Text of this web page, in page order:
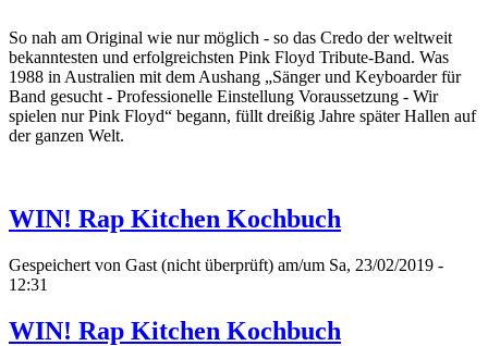
So nah am Original wie nur möglich - so das Credo der weltweit
bekanntesten und erfolgreichsten Pink Floyd Tribute-Band. Was
1988 in Australien mit dem Aushang „Sänger und Keyboarder für
Band gesucht - Professionelle Einstellung Voraussetzung - Wir
spielen nur Pink Floyd“ begann, füllt dreißig Jahre später Hallen auf
der ganzen Welt.
WIN! Rap Kitchen Kochbuch
Gespeichert von Gast (nicht überprüft) am/um Sa, 23/02/2019 -
12:31
WIN! Rap Kitchen Kochbuch